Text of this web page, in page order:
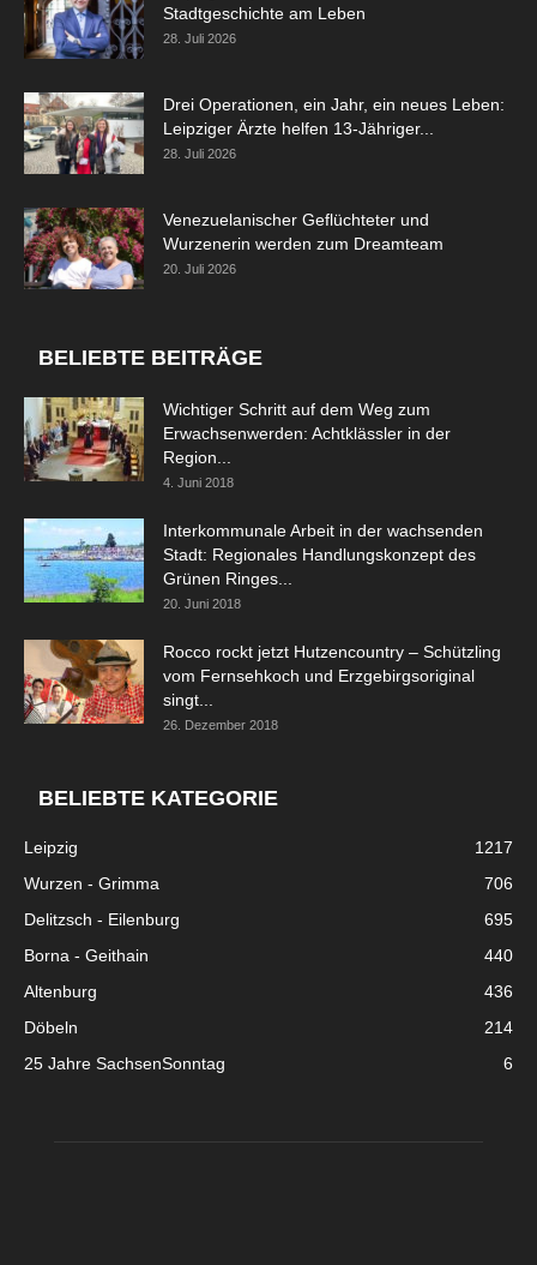
Stadtgeschichte am Leben
28. Juli 2026
Drei Operationen, ein Jahr, ein neues Leben:
Leipziger Ärzte helfen 13-Jähriger...
28. Juli 2026
Venezuelanischer Geflüchteter und
Wurzenerin werden zum Dreamteam
20. Juli 2026
BELIEBTE BEITRÄGE
Wichtiger Schritt auf dem Weg zum
Erwachsenwerden: Achtklässler in der
Region...
4. Juni 2018
Interkommunale Arbeit in der wachsenden
Stadt: Regionales Handlungskonzept des
Grünen Ringes...
20. Juni 2018
Rocco rockt jetzt Hutzencountry – Schützling
vom Fernsehkoch und Erzgebirgsoriginal
singt...
26. Dezember 2018
BELIEBTE KATEGORIE
Leipzig
1217
Wurzen - Grimma
706
Delitzsch - Eilenburg
695
Borna - Geithain
440
Altenburg
436
Döbeln
214
25 Jahre SachsenSonntag
6